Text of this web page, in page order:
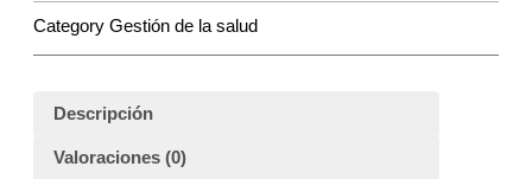
Category Gestión de la salud
Descripción
Valoraciones (0)